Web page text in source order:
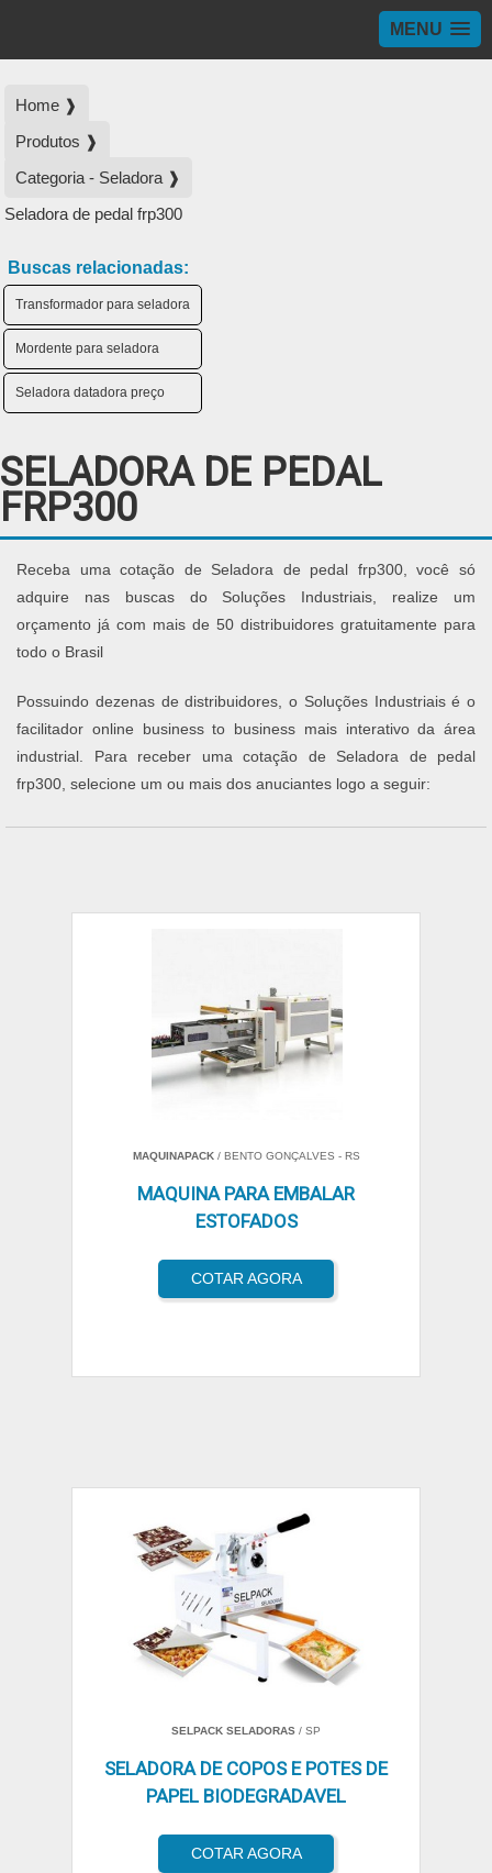
MENU
Home ❱
Produtos ❱
Categoria - Seladora ❱
Seladora de pedal frp300
Buscas relacionadas:
Transformador para seladora
Mordente para seladora
Seladora datadora preço
SELADORA DE PEDAL
FRP300
Receba uma cotação de Seladora de pedal frp300, você só
adquire nas buscas do Soluções Industriais, realize um
orçamento já com mais de 50 distribuidores gratuitamente para
todo o Brasil
Possuindo dezenas de distribuidores, o Soluções Industriais é o
facilitador online business to business mais interativo da área
industrial. Para receber uma cotação de Seladora de pedal
frp300, selecione um ou mais dos anuciantes logo a seguir:
MAQUINAPACK/ BENTO GONÇALVES - RS
MAQUINA PARA EMBALAR
ESTOFADOS
COTAR AGORA
SELPACK SELADORAS / SP
SELADORA DE COPOS E POTES DE
PAPEL BIODEGRADAVEL
COTAR AGORA